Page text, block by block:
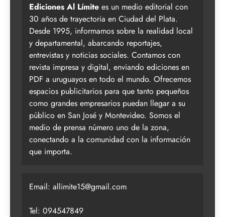
Ediciones Al Límite es un medio editorial con
30 años de trayectoria en Ciudad del Plata.
Desde 1995, informamos sobre la realidad local
y departamental, abarcando reportajes,
entrevistas y noticias sociales. Contamos con
revista impresa y digital, enviando ediciones en
PDF a uruguayos en todo el mundo. Ofrecemos
espacios publicitarios para que tanto pequeños
como grandes empresarios puedan llegar a su
público en San José y Montevideo. Somos el
medio de prensa número uno de la zona,
conectando a la comunidad con la información
que importa.
Email: allimite15@gmail.com
Tel: 094547849